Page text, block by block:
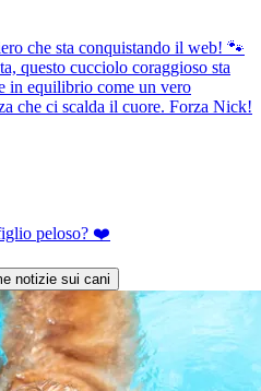
che sta conquistando il web! 🐾
questo cucciolo coraggioso sta
in equilibrio come un vero
che ci scalda il cuore. Forza Nick!
peloso? ❤️
notizie sui cani